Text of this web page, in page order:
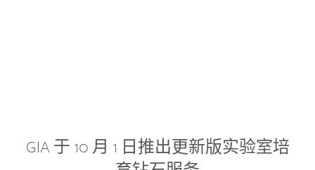
GIA 于 10 月 1 日推出更新版实验室培